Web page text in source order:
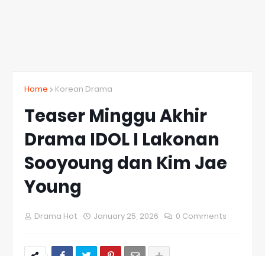
Home Korean Drama
Teaser Minggu Akhir
Drama IDOL I Lakonan
Sooyoung dan Kim Jae
Young
Drama Hot January 25, 2026 0 Comments